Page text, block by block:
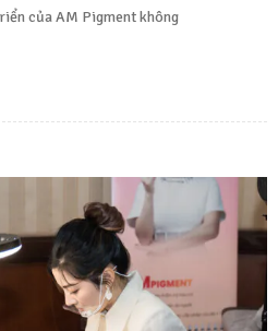
của AM Pigment không